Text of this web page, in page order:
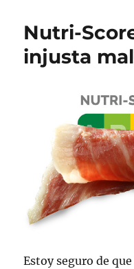
Nutri-
injusta
Estoy seguro de